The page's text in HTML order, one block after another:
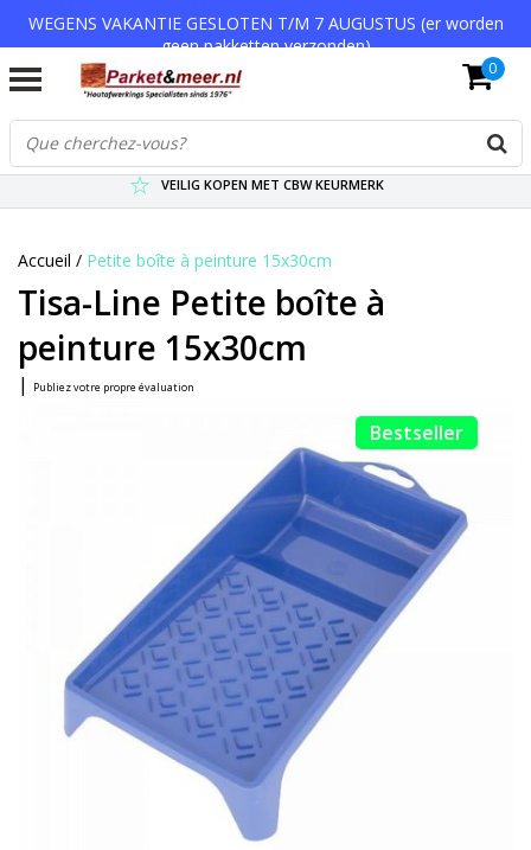
WEGENS VAKANTIE GESLOTEN T/M 7 AUGUSTUS (er worden
geen pakketten verzonden)
VERZENDKOSTEN € 7,95 (GRATIS VA €75,-)
SCHERPSTE PRIJZEN TOT WEL 75% KORTING !
VEILIG KOPEN MET CBW KEURMERK
0
Accueil / Petite boîte à peinture 15x30cm
Tisa-Line Petite boîte à
peinture 15x30cm
| Publiez votre propre évaluation
Bestseller